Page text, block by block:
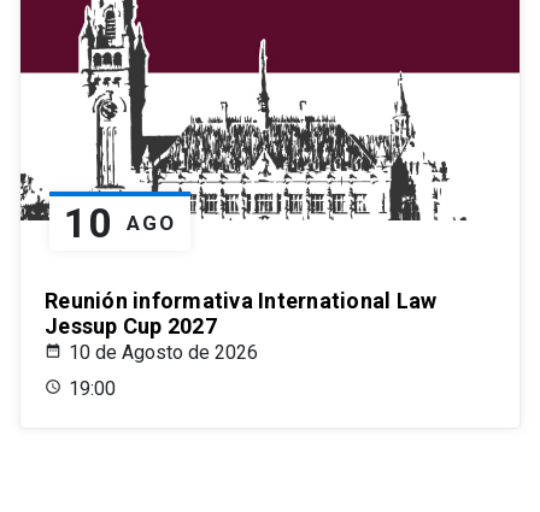
10 AGO
Reunión informativa International Law
Jessup Cup 2027
10 de Agosto de 2026
19:00